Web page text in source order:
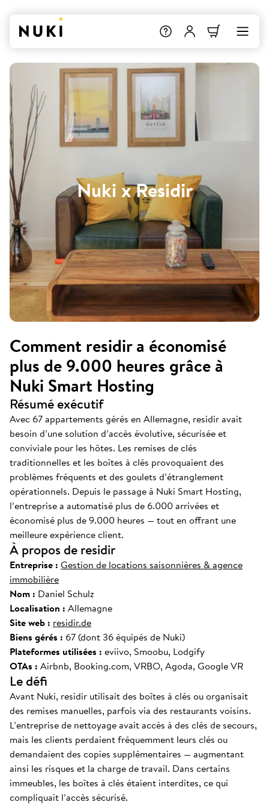
Nuki x Residir
Comment residir a économisé
plus de 9.000 heures grâce à
Nuki Smart Hosting
Résumé exécutif
Avec 67 appartements gérés en Allemagne, residir avait
besoin d’une solution d’accès évolutive, sécurisée et
conviviale pour les hôtes. Les remises de clés
traditionnelles et les boîtes à clés provoquaient des
problèmes fréquents et des goulets d’étranglement
opérationnels. Depuis le passage à Nuki Smart Hosting,
l’entreprise a automatisé plus de 6.000 arrivées et
économisé plus de 9.000 heures — tout en offrant une
meilleure expérience client.
À propos de residir
Entreprise : Gestion de locations saisonnières & agence
immobilière
Nom : Daniel Schulz
Localisation : Allemagne
Site web : residir.de
Biens gérés : 67 (dont 36 équipés de Nuki)
Plateformes utilisées : eviivo, Smoobu, Lodgify
OTAs : Airbnb, Booking.com, VRBO, Agoda, Google VR
Le défi
Avant Nuki, residir utilisait des boîtes à clés ou organisait
des remises manuelles, parfois via des restaurants voisins.
L’entreprise de nettoyage avait accès à des clés de secours,
mais les clients perdaient fréquemment leurs clés ou
demandaient des copies supplémentaires — augmentant
ainsi les risques et la charge de travail. Dans certains
immeubles, les boîtes à clés étaient interdites, ce qui
compliquait l’accès sécurisé.